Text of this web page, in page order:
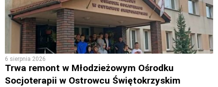
6 sierpnia 2026
Trwa remont w Młodzieżowym Ośrodku
Socjoterapii w Ostrowcu Świętokrzyskim